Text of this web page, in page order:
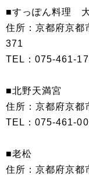
■すっぽん料理
住所：京都府京都
371
TEL：075-461-
■北野天満宮
住所：京都府京都
TEL：075-461-
■老松
住所：京都府京都